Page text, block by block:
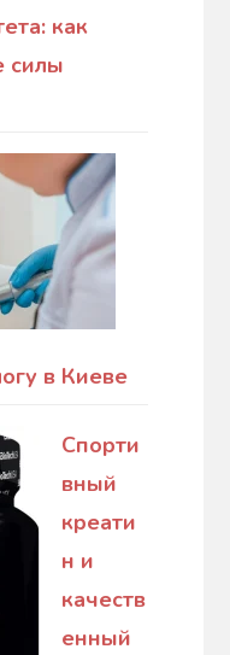
как
силы
в Киеве
Спорти
вный
креати
н и
качеств
енный